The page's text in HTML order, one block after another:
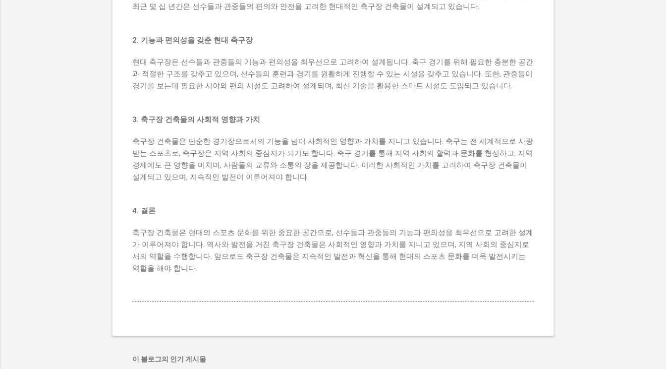
최근 몇 십 년간은 선수들과 관중들의 편의와 안전을 고려한 현대적인 축구장 건축물이 설계되고 있습니다.
2. 기능과 편의성을 갖춘 현대 축구장
현대 축구장은 선수들과 관중들의 기능과 편의성을 최우선으로 고려하여 설계됩니다. 축구 경기를 위해 필요한 충분한 공간
과 적절한 구조를 갖추고 있으며, 선수들의 훈련과 경기를 원활하게 진행할 수 있는 시설을 갖추고 있습니다. 또한, 관중들이
경기를 보는데 필요한 시야와 편의 시설도 고려하여 설계되며, 최신 기술을 활용한 스마트 시설도 도입되고 있습니다.
3. 축구장 건축물의 사회적 영향과 가치
축구장 건축물은 단순한 경기장으로서의 기능을 넘어 사회적인 영향과 가치를 지니고 있습니다. 축구는 전 세계적으로 사랑
받는 스포츠로, 축구장은 지역 사회의 중심지가 되기도 합니다. 축구 경기를 통해 지역 사회의 활력과 문화를 형성하고, 지역
경제에도 큰 영향을 미치며, 사람들의 교류와 소통의 장을 제공합니다. 이러한 사회적인 가치를 고려하여 축구장 건축물이
설계되고 있으며, 지속적인 발전이 이루어져야 합니다.
4. 결론
축구장 건축물은 현대의 스포츠 문화를 위한 중요한 공간으로, 선수들과 관중들의 기능과 편의성을 최우선으로 고려한 설계
가 이루어져야 합니다. 역사와 발전을 거친 축구장 건축물은 사회적인 영향과 가치를 지니고 있으며, 지역 사회의 중심지로
서의 역할을 수행합니다. 앞으로도 축구장 건축물은 지속적인 발전과 혁신을 통해 현대의 스포츠 문화를 더욱 발전시키는
역할을 해야 합니다.
이 블로그의 인기 게시물